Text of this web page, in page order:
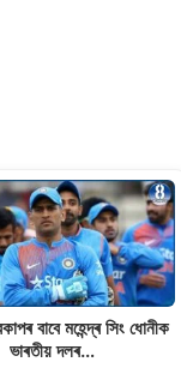
বাবে মহেন্দ্ৰ সিং ধোনীক
ভাৰতীয় দলৰ…